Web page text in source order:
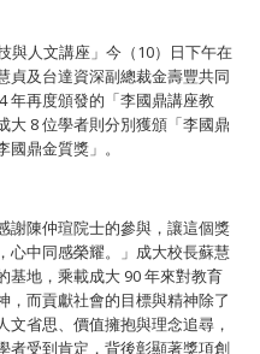
與人文講座」今（10）日下午在
貞及台達資深副總裁金壽豐共同
年再度頒發的「李國鼎講座教
大 8 位學者則分別獲頒「李國鼎
鼎金質獎」。
謝陳仲瑄院士的參與，讓這個獎
心中同感榮耀。」成大校長蘇慧
基地，乘載成大 90 年來對教育
，而貢獻社會的目標與精神除了
省思、價值擁抱與理念追尋，
者受到肯定，背後彰顯著獎項創